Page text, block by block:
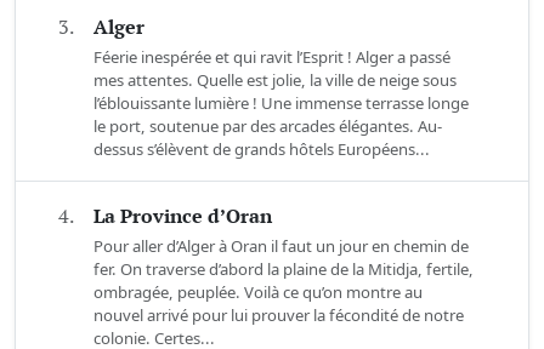
3. Alger
Féerie inespérée et qui ravit l’Esprit ! Alger a passé
mes attentes. Quelle est jolie, la ville de neige sous
l’éblouissante lumière ! Une immense terrasse longe
le port, soutenue par des arcades élégantes. Au-
dessus s’élèvent de grands hôtels Européens...
4. La Province d’Oran
Pour aller d’Alger à Oran il faut un jour en chemin de
fer. On traverse d’abord la plaine de la Mitidja, fertile,
ombragée, peuplée. Voilà ce qu’on montre au
nouvel arrivé pour lui prouver la fécondité de notre
colonie. Certes...